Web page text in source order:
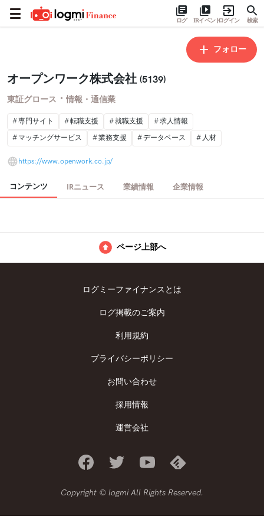
ログ IRイベントログイン 検索
フォロー
オープンワーク株式会社 (5139)
東証グロース ・ 情報・通信業
専門サイト 転職支援 就職支援
求人情報
マッチングサービス
業務支援 データベース 人材
https://www.openwork.co.jp/
コンテンツ IRニュース 業績情報 企業情報
ページ上部へ
ログミーファイナンスとは
ログ掲載のご案内
利用規約
プライバシーポリシー
お問い合わせ
採用情報
運営会社
Copyright © logmi All Rights Reserved.